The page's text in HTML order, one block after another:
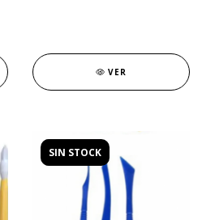
VER
SIN STOCK